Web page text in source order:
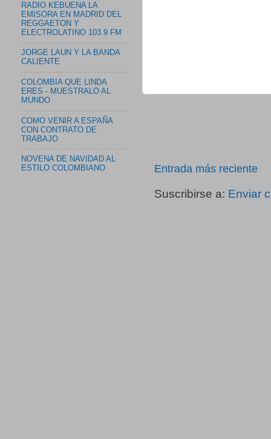
Entrada más reciente
Suscribirse a: Enviar
RADIO KEBUENA LA
EMISORA EN MADRID DEL
REGGAETON Y
ELECTROLATINO 103.9 FM
JORGE LAUN Y LA BANDA
CALIENTE
COLOMBIA QUE LINDA
ERES - MUESTRALO AL
MUNDO
COMO VENIR A ESPAÑA
CON CONTRATO DE
TRABAJO
NOVENA DE NAVIDAD AL
ESTILO COLOMBIANO